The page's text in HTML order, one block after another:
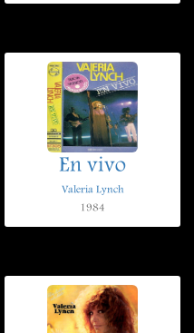
En vivo
Valeria Lynch
1984